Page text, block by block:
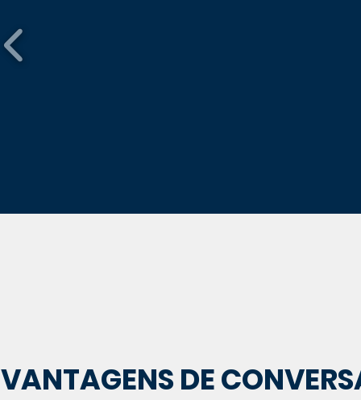
VANTAGENS DE